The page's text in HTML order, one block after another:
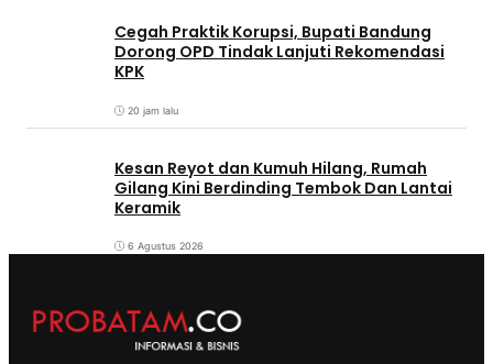
Cegah Praktik Korupsi, Bupati Bandung
Dorong OPD Tindak Lanjuti Rekomendasi
KPK
20 jam lalu
Kesan Reyot dan Kumuh Hilang, Rumah
Gilang Kini Berdinding Tembok Dan Lantai
Keramik
6 Agustus 2026